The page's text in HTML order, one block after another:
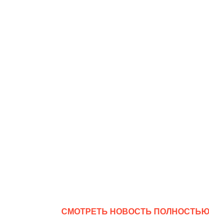
CМОТРЕТЬ НОВОСТЬ ПОЛНОСТЬЮ